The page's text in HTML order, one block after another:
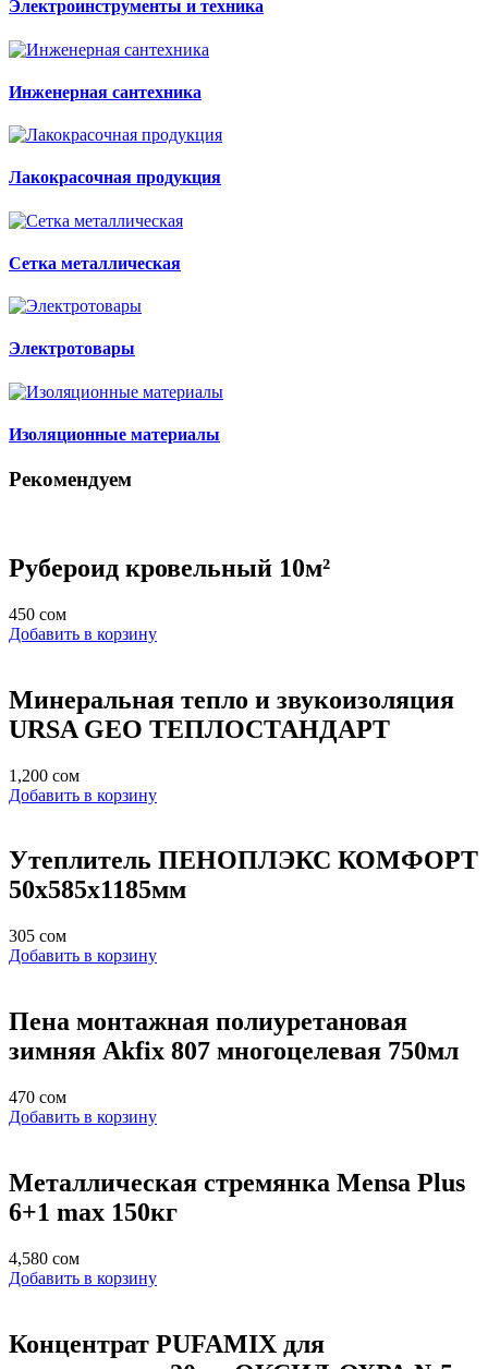
Электроинструменты и техника
Инженерная сантехника
Лакокрасочная продукция
Сетка металлическая
Электротовары
Изоляционные материалы
Рекомендуем
Рубероид кровельный 10м²
450 сом
Добавить в корзину
Минеральная тепло и звукоизоляция
URSA GEO ТЕПЛОСТАНДАРТ
1,200 сом
Добавить в корзину
Утеплитель ПЕНОПЛЭКС КОМФОРТ
50х585х1185мм
305 сом
Добавить в корзину
Пена монтажная полиуретановая
зимняя Akfix 807 многоцелевая 750мл
470 сом
Добавить в корзину
Металлическая стремянка Mensa Plus
6+1 max 150кг
4,580 сом
Добавить в корзину
Концентрат PUFAMIX для